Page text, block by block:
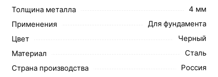
Толщина металла
4 мм
Применения
Для фундамента
Цвет
Черный
Материал
Сталь
Страна производства
Россия